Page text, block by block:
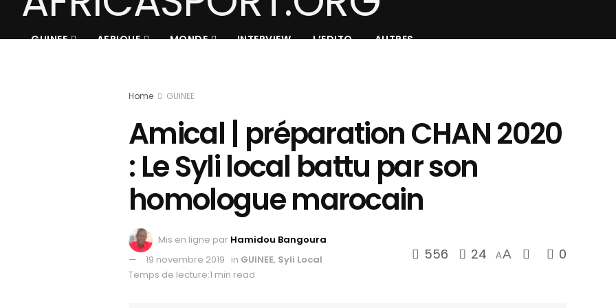
GUINEE AFRIQUE MONDE INTERVIEW L’EDITO AUTRES
Home GUINEE
Amical | préparation CHAN 2020
: Le Syli local battu par son
homologue marocain
Mis en ligne par Hamidou Bangoura
19 novembre 2019 in GUINEE, Syli Local
Temps de lecture:1 min read
556 24 AA 0